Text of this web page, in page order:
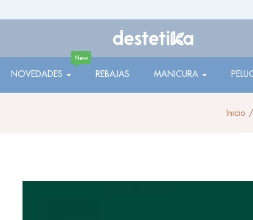
NOVEDADES
New
REBAJAS MANICURA
Inicio